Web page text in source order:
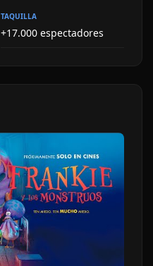
TAQUILLA
+17.000 espectadores